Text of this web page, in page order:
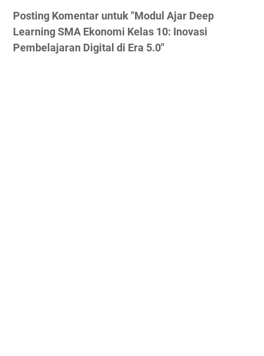
Posting Komentar untuk "Modul Ajar Deep
Learning SMA Ekonomi Kelas 10: Inovasi
Pembelajaran Digital di Era 5.0"